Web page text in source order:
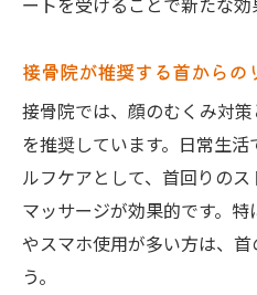
ートを受けることで新たな効
接骨院が推奨する首からの
接骨院では、顔のむくみ対
を推奨しています。日常生
ルフケアとして、首回りの
マッサージが効果的です。
やスマホ使用が多い方は、
う。